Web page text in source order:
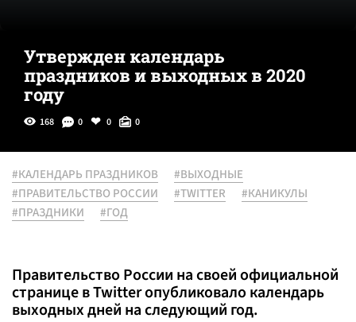
Утвержден календарь
праздников и выходных в 2020
году
168 0 0 0
#КАЛЕНДАРЬ ПРАЗДНИКОВ
#ВЫХОДНЫЕ
#ПРАВИТЕЛЬСТВО РОССИИ
#TWITTER
#КАНИКУЛЫ
#ПРАЗДНИКИ
#ГОД
Правительство России на своей официальной
странице в Twitter опубликовало календарь
выходных дней на следующий год.